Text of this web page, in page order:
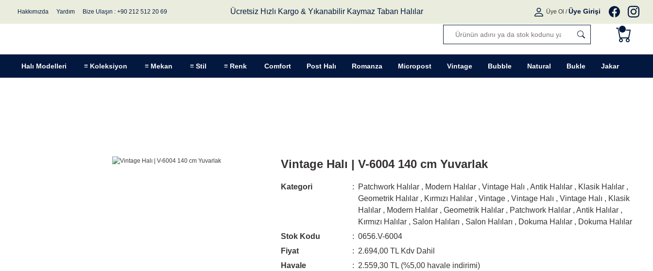
Hakkımızda Yardım Bize Ulaşın : +90 212 512 20 69 Ücretsiz Hızlı Kargo & Yıkanabilir Kaymaz Taban Halılar Üye Ol / Üye Girişi
Halı Modelleri ≡ Koleksiyon ≡ Mekan ≡ Stil ≡ Renk Comfort Post Halı Romanza Micropost Vintage Bubble Natural Bukle Jakar
Vintage Halı | V-6004 140 cm Yuvarlak
Kategori Patchwork Halılar , Modern Halılar ,Vintage Halı ,Antik Halılar , Klasik Halılar ,
Geometrik Halılar , Kırmızı Halılar ,Vintage ,Vintage Halı ,Vintage Halı , Klasik
Halılar , Modern Halılar ,Geometrik Halılar , Patchwork Halılar ,Antik Halılar ,
Kırmızı Halılar , Salon Halıları , Salon Halıları , Dokuma Halılar , Dokuma Halılar
Stok Kodu
0656.V-6004
Fiyat
2.694,00 TL Kdv Dahil
Havale
2.559,30 TL (%5,00 havale indirimi)